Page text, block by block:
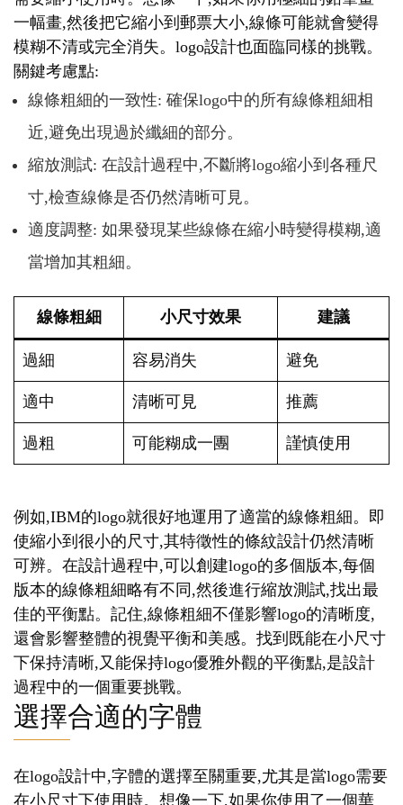
一幅畫,然後把它縮小到郵票大小,線條可能就會變得
模糊不清或完全消失。logo設計也面臨同樣的挑戰。
關鍵考慮點:
線條粗細的一致性: 確保logo中的所有線條粗細相
近,避免出現過於纖細的部分。
縮放測試: 在設計過程中,不斷將logo縮小到各種尺
寸,檢查線條是否仍然清晰可見。
適度調整: 如果發現某些線條在縮小時變得模糊,適
當增加其粗細。
線條粗細 小尺寸效果 建議
過細 容易消失 避免
適中 清晰可見 推薦
過粗 可能糊成一團 謹慎使用
例如,IBM的logo就很好地運用了適當的線條粗細。即
使縮小到很小的尺寸,其特徵性的條紋設計仍然清晰
可辨。在設計過程中,可以創建logo的多個版本,每個
版本的線條粗細略有不同,然後進行縮放測試,找出最
佳的平衡點。記住,線條粗細不僅影響logo的清晰度,
還會影響整體的視覺平衡和美感。找到既能在小尺寸
下保持清晰,又能保持logo優雅外觀的平衡點,是設計
過程中的一個重要挑戰。
選擇合適的字體
在logo設計中,字體的選擇至關重要,尤其是當logo需要
在小尺寸下使用時。想像一下,如果你使用了一個華